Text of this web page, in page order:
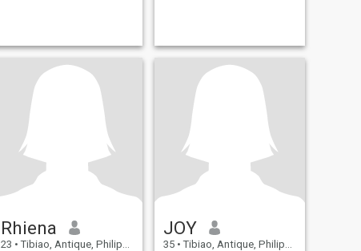
Rhiena
23 • Tibiao, Antique, Philippinen
JOY
35 • Tibiao, Antique, Philippinen